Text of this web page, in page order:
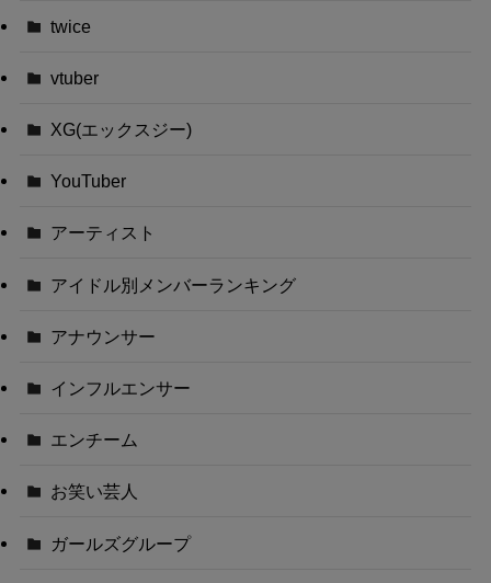
twice
vtuber
XG(エックスジー)
YouTuber
アーティスト
アイドル別メンバーランキング
アナウンサー
インフルエンサー
エンチーム
お笑い芸人
ガールズグループ